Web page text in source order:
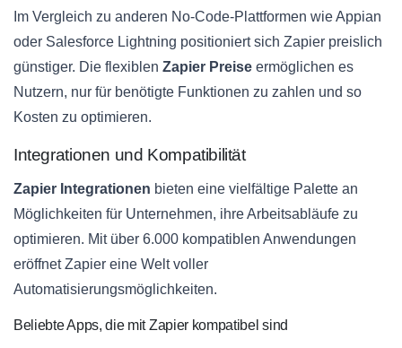
Im Vergleich zu anderen No-Code-Plattformen wie Appian
oder Salesforce Lightning positioniert sich Zapier preislich
günstiger. Die flexiblen Zapier Preise ermöglichen es
Nutzern, nur für benötigte Funktionen zu zahlen und so
Kosten zu optimieren.
Integrationen und Kompatibilität
Zapier Integrationen bieten eine vielfältige Palette an
Möglichkeiten für Unternehmen, ihre Arbeitsabläufe zu
optimieren. Mit über 6.000 kompatiblen Anwendungen
eröffnet Zapier eine Welt voller
Automatisierungsmöglichkeiten.
Beliebte Apps, die mit Zapier kompatibel sind